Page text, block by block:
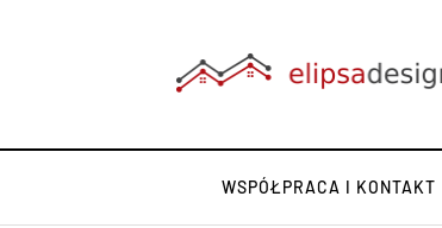
WSPÓŁPRACA I KONTAKT